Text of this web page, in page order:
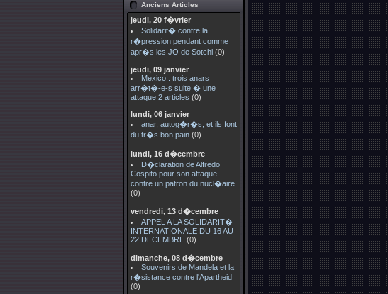
Anciens Articles
jeudi, 20 f�vrier
Solidarit� contre la
r�pression pendant comme
apr�s les JO de Sotchi (0)
jeudi, 09 janvier
Mexico : trois anars
arr�t�-e-s suite � une
attaque 2 articles (0)
lundi, 06 janvier
anar, autog�r�s, et ils font
du tr�s bon pain (0)
lundi, 16 d�cembre
D�claration de Alfredo
Cospito pour son attaque
contre un patron du nucl�aire
(0)
vendredi, 13 d�cembre
APPEL A LA SOLIDARIT�
INTERNATIONALE DU 16 AU
22 DECEMBRE (0)
dimanche, 08 d�cembre
Souvenirs de Mandela et la
r�sistance contre l'Apartheid
(0)